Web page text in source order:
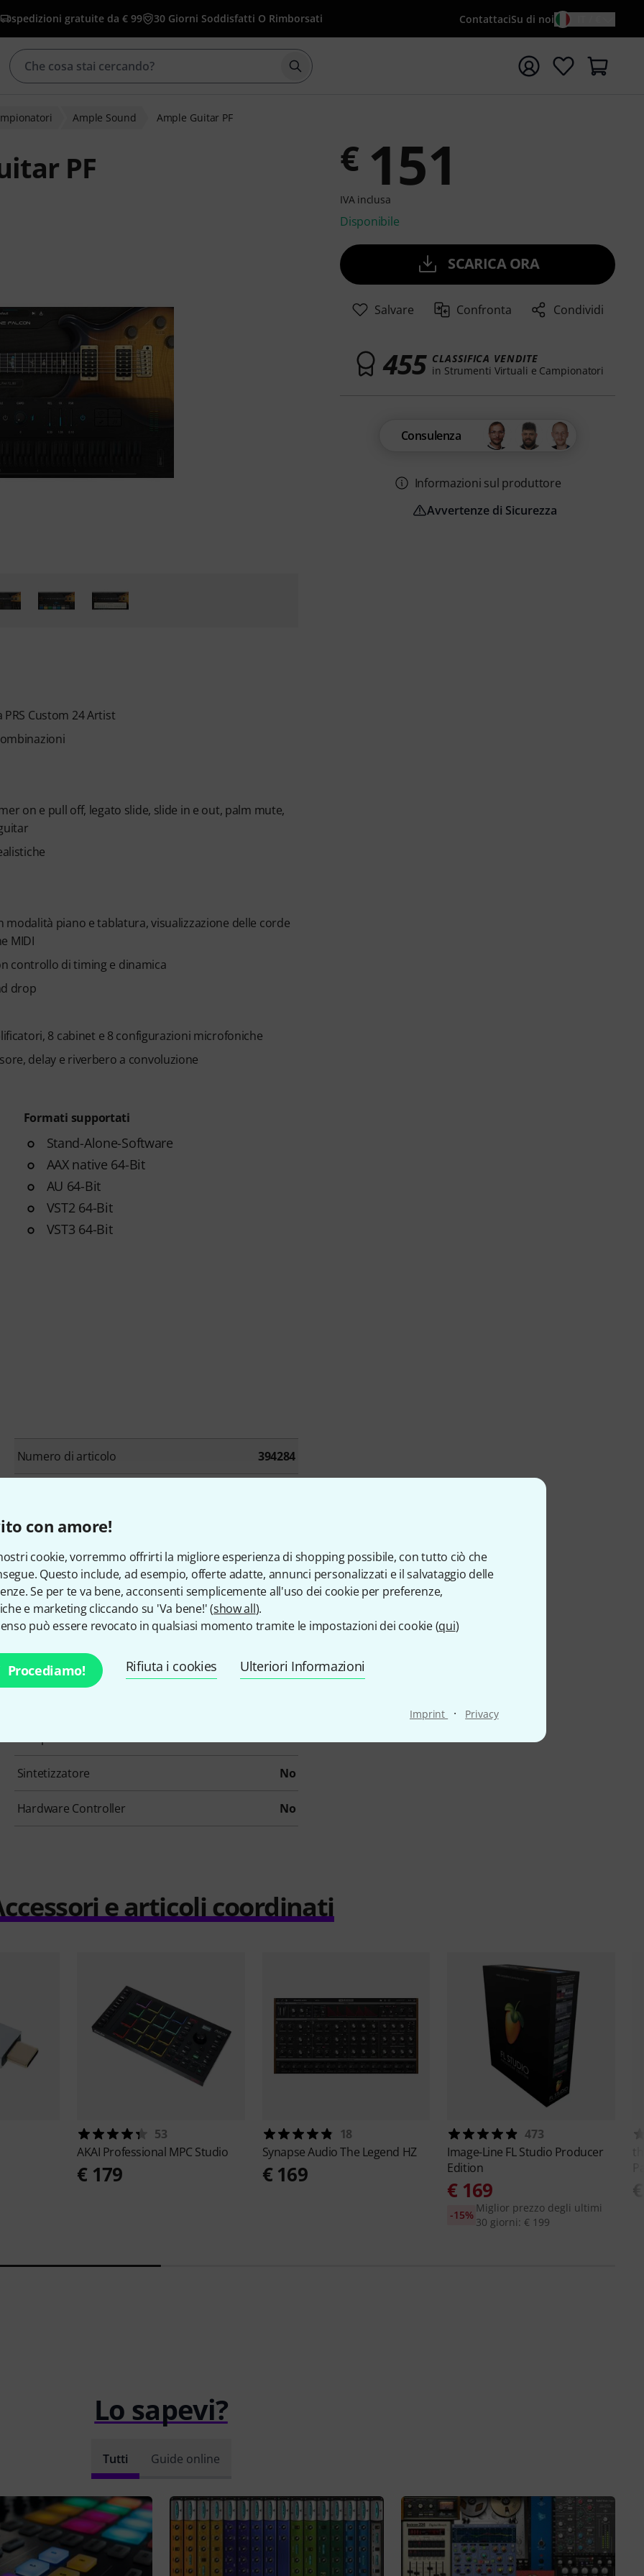
con amore!
cookie, vorremmo offrirti la migliore esperienza di shopping possibile, con tutto ciò che
Questo include, ad esempio, offerte adatte, annunci personalizzati e il salvataggio delle
Se per te va bene, acconsenti semplicemente all'uso dei cookie per preferenze,
e marketing cliccando su 'Va bene!' (show all).
può essere revocato in qualsiasi momento tramite le impostazioni dei cookie (qui)
Procediamo! Rifiuta i cookies Ulteriori Informazioni
Imprint · Privacy
spedizioni gratuite da € 99 30 Giorni Soddisfatti O Rimborsati ContattaciSu di noi
Avviare la ricerca con il termine di ricerca {searchTerm}
Ample Sound Ample Guitar PF
PF
Custom 24 Artist
on e pull off, legato slide, slide in e out, palm mute,
piano e tablatura, visualizzazione delle corde
MIDI
controllo di timing e dinamica
drop
8 cabinet e 8 configurazioni microfoniche
delay e riverbero a convoluzione
Formati supportati
Stand-Alone-Software
AAX native 64-Bit
AU 64-Bit
VST2 64-Bit
VST3 64-Bit
Numero di articolo 394284
Beat production / Drum machines
Cinematic / Effects No
Batterie / Percussioni No
Ethno / Folk No
Loops/Construction-Kits No
Sintetizzatore No
Hardware Controller No
€ 151
IVA inclusa
Disponibile
SCARICA ORA
Salvare Confronta Condividi
455 CLASSIFICA VENDITE
in Strumenti Virtuali e Campionatori
Consulenza
Informazioni sul produttore
Avvertenze di Sicurezza
e articoli coordinati
53
AKAI Professional MPC Studio
€ 179
18
Synapse AudioThe Legend HZ
€ 169
473
Image-Line FL Studio Producer
Edition
€ 169
Miglior prezzo degli ultimi
30 giorni: € 199
-15%
Lo sapevi?
Tutti Guide online